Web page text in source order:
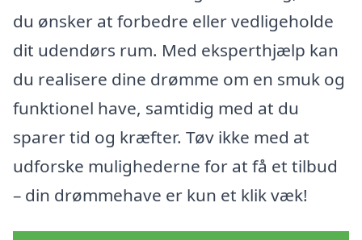
du ønsker at forbedre eller vedligeholde
dit udendørs rum. Med eksperthjælp kan
du realisere dine drømme om en smuk og
funktionel have, samtidig med at du
sparer tid og kræfter. Tøv ikke med at
udforske mulighederne for at få et tilbud
– din drømmehave er kun et klik væk!